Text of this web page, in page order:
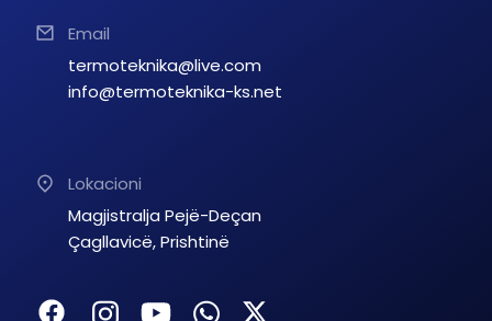
Email
termoteknika@live.com
info@termoteknika-ks.net
Lokacioni
Magjistralja Pejë-Deçan
Çagllavicë, Prishtinë